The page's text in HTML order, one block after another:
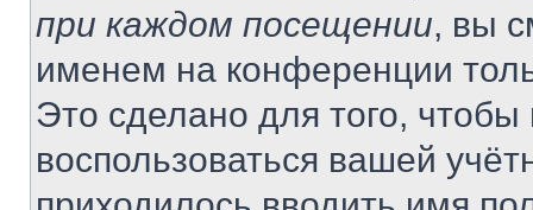
при каждом посещении, вы
именем на конференции
Это сделано для того, чтобы
воспользоваться вашей